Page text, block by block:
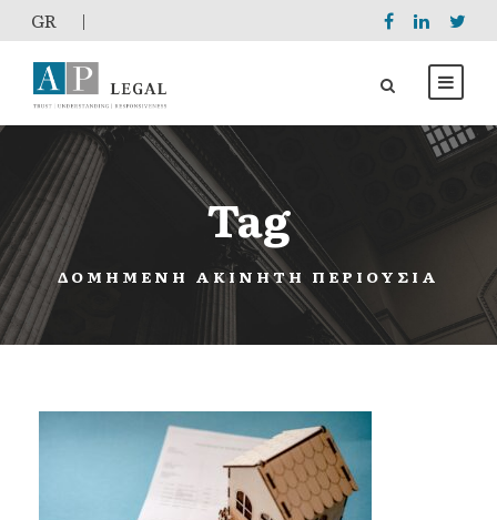
GR |
Tag
ΔΟΜΗΜΈΝΗ ΑΚΊΝΗΤΗ ΠΕΡΙΟΥΣΊΑ